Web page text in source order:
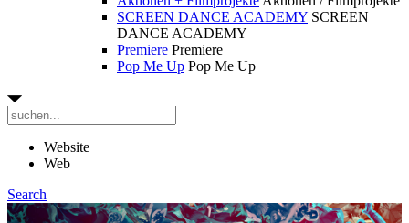
SCREEN DANCE ACADEMY SCREEN
DANCE ACADEMY
Premiere Premiere
Pop Me Up Pop Me Up
Website
Web
Search